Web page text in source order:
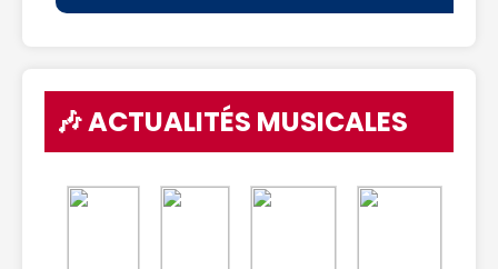
🎶 ACTUALITÉS MUSICALES